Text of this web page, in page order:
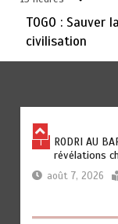
TOGO :
civilisation
tourisme
1
RODRI AU
révélations
août 7, 2026